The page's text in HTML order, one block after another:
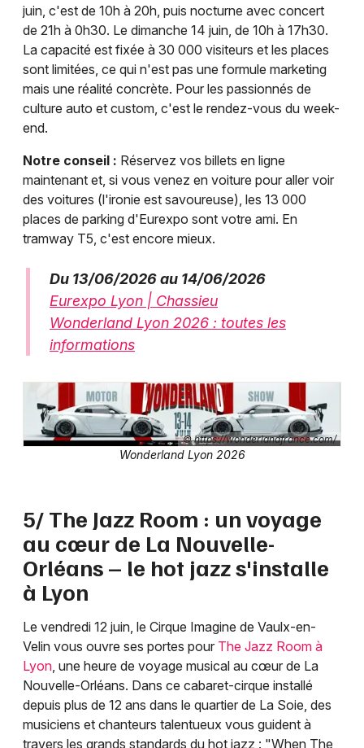
juin, c'est de 10h à 20h, puis nocturne avec concert
de 21h à 0h30. Le dimanche 14 juin, de 10h à 17h30.
La capacité est fixée à 30 000 visiteurs et les places
sont limitées, ce qui n'est pas une formule marketing
mais une réalité concrète. Pour les passionnés de
culture auto et custom, c'est le rendez-vous du week-
end.
Notre conseil : Réservez vos billets en ligne
maintenant et, si vous venez en voiture pour aller voir
des voitures (l'ironie est savoureuse), les 13 000
places de parking d'Eurexpo sont votre ami. En
tramway T5, c'est encore mieux.
Du 13/06/2026 au 14/06/2026
Eurexpo Lyon | Chassieu
Wonderland Lyon 2026 : toutes les
informations
© https://wonderlandfrance.com/
Wonderland Lyon 2026
5/ The Jazz Room : un voyage
au cœur de La Nouvelle-
Orléans – le hot jazz s'installe
à Lyon
Le vendredi 12 juin, le Cirque Imagine de Vaulx-en-
Velin vous ouvre ses portes pour The Jazz Room à
Lyon , une heure de voyage musical au cœur de La
Nouvelle-Orléans. Dans ce cabaret-cirque installé
depuis plus de 12 ans dans le quartier de La Soie, des
musiciens et chanteurs talentueux vous guident à
travers les grands standards du hot jazz : "When The